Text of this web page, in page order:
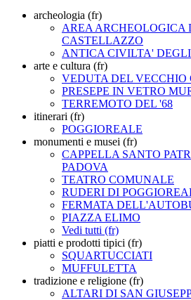
archeologia (fr)
AREA ARCHEOLOGICA
CASTELLAZZO
ANTICA CIVILTA'
arte e cultura (fr)
VEDUTA DEL VECCHIO
PRESEPE IN VETRO
TERREMOTO DEL '68
itinerari (fr)
POGGIOREALE
monumenti e musei (fr)
CAPPELLA SANTO
PADOVA
TEATRO COMUNALE
RUDERI DI
FERMATA
PIAZZA ELIMO
Vedi tutti (fr)
piatti e prodotti tipici (fr)
SQUARTUCCIATI
MUFFULETTA
tradizione e religione (fr)
ALTARI DI SAN